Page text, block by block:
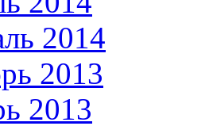
2014
2013
2013